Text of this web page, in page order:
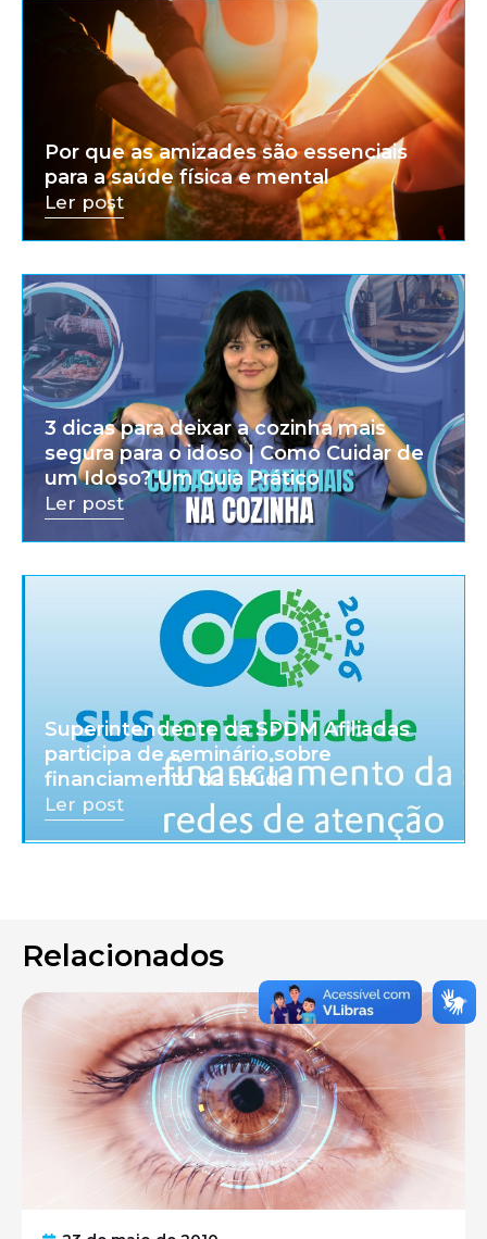
Por que as amizades são essenciais
para a saúde física e mental
Ler post
3 dicas para deixar a cozinha mais
segura para o idoso | Como Cuidar de
um Idoso? Um Guia Prático
Ler post
Superintendente da SPDM Afiliadas
participa de seminário sobre
financiamento da saúde
Ler post
Relacionados